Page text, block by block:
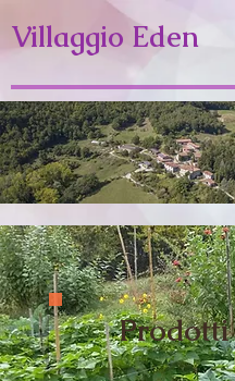
Villaggio Eden
Prodotti